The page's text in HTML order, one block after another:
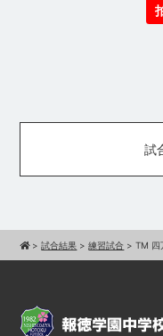
試
>試合結果 >練習試合 >TM 四